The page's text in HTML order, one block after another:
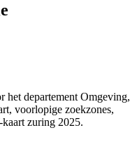
het departement Omgeving,
voorlopige zoekzones,
zuring 2025.